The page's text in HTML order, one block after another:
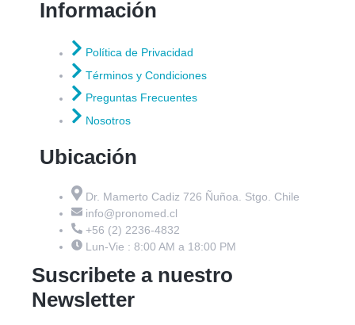
Información
Política de Privacidad
Términos y Condiciones
Preguntas Frecuentes
Nosotros
Ubicación
Dr. Mamerto Cadiz 726 Ñuñoa. Stgo. Chile
info@pronomed.cl
+56 (2) 2236-4832
Lun-Vie : 8:00 AM a 18:00 PM
Suscribete a nuestro
Newsletter